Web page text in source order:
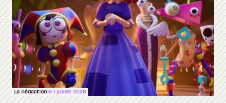
La Rédactionle 1 juillet 2026